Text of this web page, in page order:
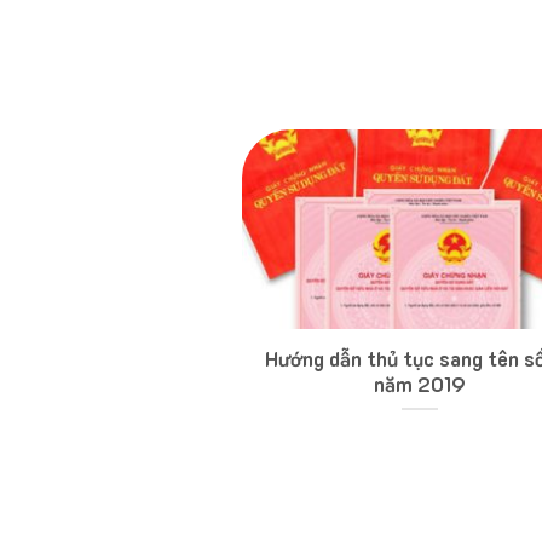
Hướng dẫn thủ tục sang tên
năm 2019